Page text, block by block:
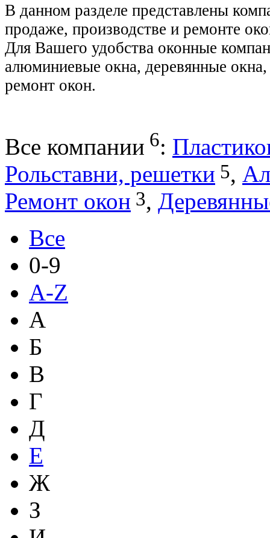
В данном разделе представлены
продаже, производстве и ремонте
Для Вашего удобства оконные
алюминиевые окна, деревянные
ремонт окон.
Все компании 6:
Рольставни, решетки 5,
Ремонт окон 3,
Все
0-9
A-Z
А
Б
В
Г
Д
Е
Ж
З